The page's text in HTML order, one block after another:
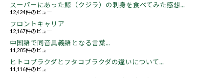
スーパーにあった鯨（クジラ）の刺身を食べてみた感想...
12,424件のビュー
フロントキャリア
12,167件のビュー
中国語で同音異義語となる言葉...
11,205件のビュー
ヒトコブラクダとフタコブラクダの違いについて...
11,116件のビュー